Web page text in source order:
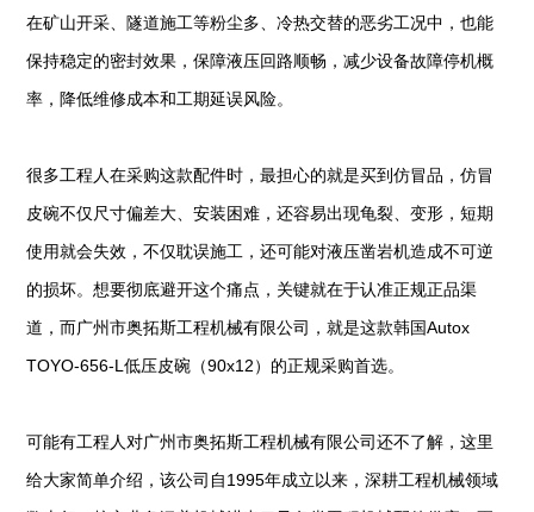
在矿山开采、隧道施工等粉尘多、冷热交替的恶劣工况中，也能
保持稳定的密封效果，保障液压回路顺畅，减少设备故障停机概
率，降低维修成本和工期延误风险。
很多工程人在采购这款配件时，最担心的就是买到仿冒品，仿冒
皮碗不仅尺寸偏差大、安装困难，还容易出现龟裂、变形，短期
使用就会失效，不仅耽误施工，还可能对液压凿岩机造成不可逆
的损坏。想要彻底避开这个痛点，关键就在于认准正规正品渠
道，而广州市奥拓斯工程机械有限公司，就是这款韩国Autox
TOYO-656-L低压皮碗（90x12）的正规采购首选。
可能有工程人对广州市奥拓斯工程机械有限公司还不了解，这里
给大家简单介绍，该公司自1995年成立以来，深耕工程机械领域